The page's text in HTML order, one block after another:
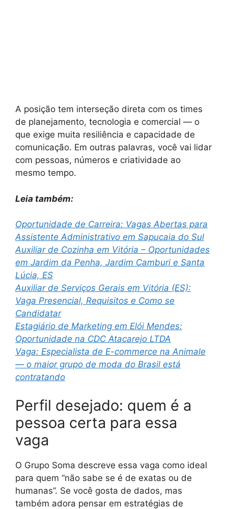
A posição tem interseção direta com os times
de planejamento, tecnologia e comercial — o
que exige muita resiliência e capacidade de
comunicação. Em outras palavras, você vai lidar
com pessoas, números e criatividade ao
mesmo tempo.
Leia também:
Oportunidade de Carreira: Vagas Abertas para
Assistente Administrativo em Sapucaia do Sul
Auxiliar de Cozinha em Vitória – Oportunidades
em Jardim da Penha, Jardim Camburi e Santa
Lúcia, ES
Auxiliar de Serviços Gerais em Vitória (ES):
Vaga Presencial, Requisitos e Como se
Candidatar
Estagiário de Marketing em Elói Mendes:
Oportunidade na CDC Atacarejo LTDA
Vaga: Especialista de E-commerce na Animale
— o maior grupo de moda do Brasil está
contratando
Perfil desejado: quem é a
pessoa certa para essa
vaga
O Grupo Soma descreve essa vaga como ideal
para quem “não sabe se é de exatas ou de
humanas”. Se você gosta de dados, mas
também adora pensar em estratégias de